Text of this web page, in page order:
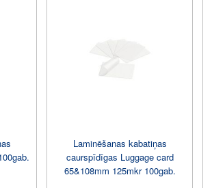
Laminēšanas kabatiņas
caurspīdīgas Luggage card
65&108mm 125mkr 100gab.